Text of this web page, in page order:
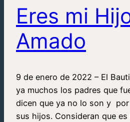
Eres mi
Amado
9 de enero de 2022 – El
ya muchos los padres que
dicen que ya no lo son y
sus hijos. Consideran que